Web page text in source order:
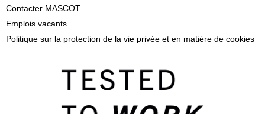
Contacter MASCOT
Emplois vacants
Politique sur la protection de la vie privée et en matière de cookies